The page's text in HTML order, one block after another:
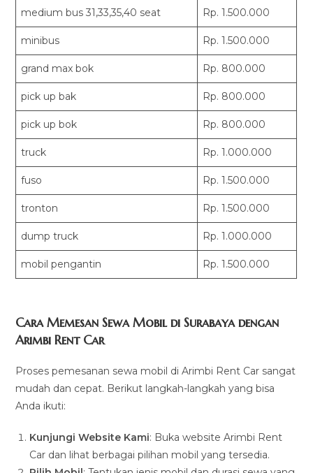
medium bus 31,33,35,40 seat Rp. 1.500.000
minibus Rp. 1.500.000
grand max bok Rp. 800.000
pick up bak Rp. 800.000
pick up bok Rp. 800.000
truck Rp. 1.000.000
fuso Rp. 1.500.000
tronton Rp. 1.500.000
dump truck Rp. 1.000.000
mobil pengantin Rp. 1.500.000
Cara Memesan Sewa Mobil di Surabaya dengan
Arimbi Rent Car
Proses pemesanan sewa mobil di Arimbi Rent Car sangat
mudah dan cepat. Berikut langkah-langkah yang bisa
Anda ikuti:
Kunjungi Website Kami: Buka website Arimbi Rent
Car dan lihat berbagai pilihan mobil yang tersedia.